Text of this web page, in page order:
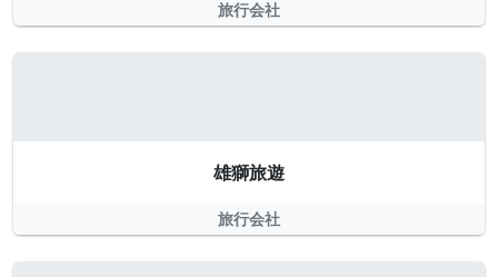
旅行会社
雄獅旅遊
旅行会社